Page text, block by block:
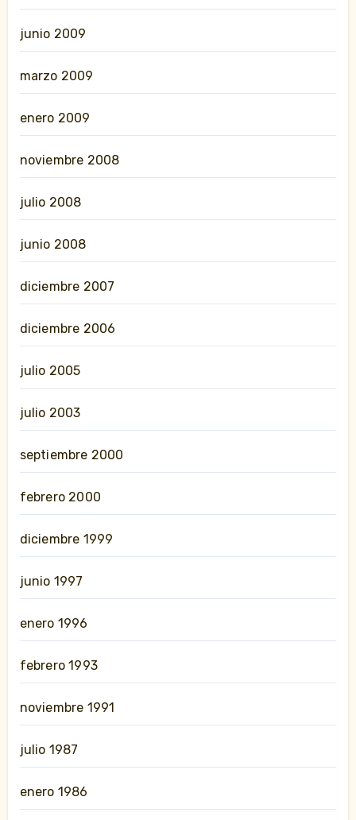
junio 2009
marzo 2009
enero 2009
noviembre 2008
julio 2008
junio 2008
diciembre 2007
diciembre 2006
julio 2005
julio 2003
septiembre 2000
febrero 2000
diciembre 1999
junio 1997
enero 1996
febrero 1993
noviembre 1991
julio 1987
enero 1986